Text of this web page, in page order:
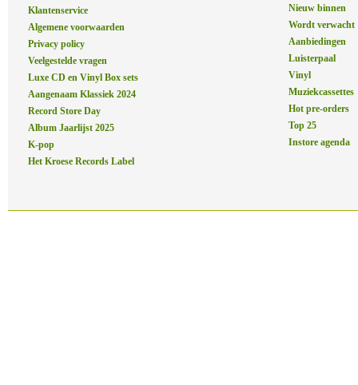
Klantenservice
Algemene voorwaarden
Privacy policy
Veelgestelde vragen
Luxe CD en Vinyl Box sets
Aangenaam Klassiek 2024
Record Store Day
Album Jaarlijst 2025
K-pop
Het Kroese Records Label
Nieuw binnen
Wordt verwacht
Aanbiedingen
Luisterpaal
Vinyl
Muziekcassettes
Hot pre-orders
Top 25
Instore agenda